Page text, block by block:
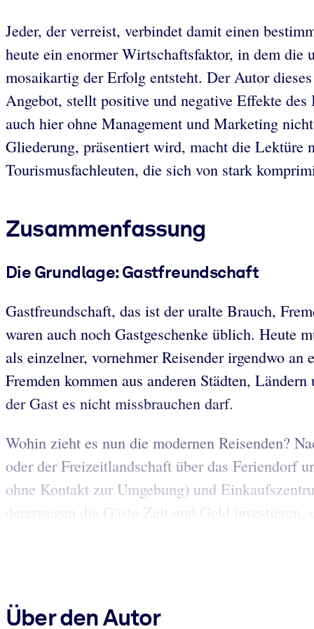
Jeder, der verreist, verbindet damit einen
heute ein enormer Wirtschaftsfaktor, in dem die
mosaikartig der Erfolg entsteht. Der Autor
Angebot, stellt positive und negative Effekte
auch hier ohne Management und Marketing
Gliederung, präsentiert wird, macht die Lektüre
Tourismusfachleuten, die sich von stark
Zusammenfassung
Die Grundlage: Gastfreundschaft
Gastfreundschaft, das ist der uralte Brauch,
waren auch noch Gastgeschenke üblich. Heute
als einzelner, vornehmer Reisender irgendwo
Fremden kommen aus anderen Städten,
der Gast es nicht missbrauchen darf.
Wohin zieht es nun die modernen Reisenden?
oder der Freizeitlandschaft über das Feriendorf
ohne Kontakt zur Umgebung) und
deretwegen die Gäste Zeit und Geld
Über den Autor